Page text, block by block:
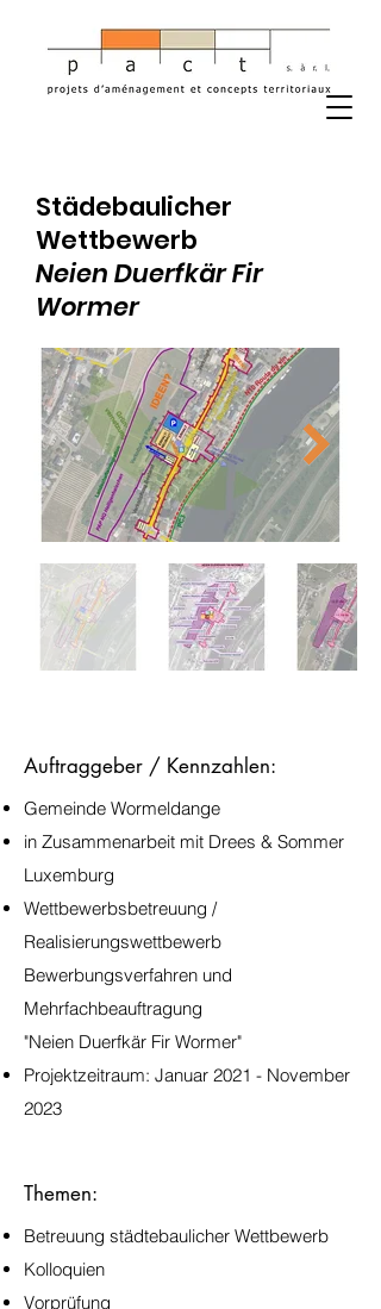
Städebaulicher
Wettbewerb
Neien Duerfkär Fir
Wormer
Auftraggeber / Kennzahlen:
Gemeinde Wormeldange
in Zusammenarbeit mit Drees & Sommer
Luxemburg
Wettbewerbsbetreuung /
Realisierungswettbewerb
Bewerbungsverfahren und
Mehrfachbeauftragung
"Neien Duerfkär Fir Wormer"
Projektzeitraum: Januar 2021 - November
2023
Themen:
Betreuung städtebaulicher Wettbewerb
Kolloquien
Vorprüfung